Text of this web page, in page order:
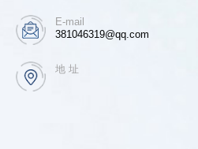
E-mail
381046319@qq.com
地 址